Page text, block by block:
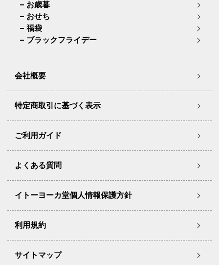
お歳暮
おせち
福袋
ブラックフライデー
会社概要
特定商取引に基づく表示
ご利用ガイド
よくある質問
イトーヨーカ堂個人情報保護方針
利用規約
サイトマップ